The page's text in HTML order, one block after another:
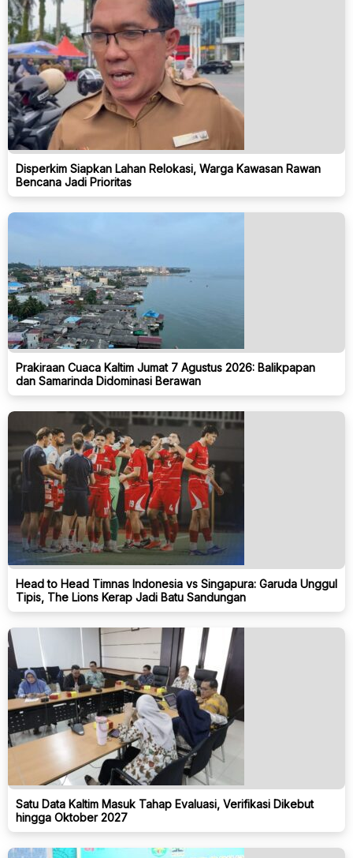
Disperkim Siapkan Lahan Relokasi, Warga Kawasan Rawan
Bencana Jadi Prioritas
Prakiraan Cuaca Kaltim Jumat 7 Agustus 2026: Balikpapan
dan Samarinda Didominasi Berawan
Head to Head Timnas Indonesia vs Singapura: Garuda Unggul
Tipis, The Lions Kerap Jadi Batu Sandungan
Satu Data Kaltim Masuk Tahap Evaluasi, Verifikasi Dikebut
hingga Oktober 2027